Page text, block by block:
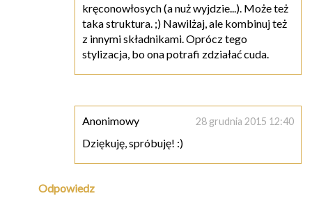
kręconowłosych (a nuż wyjdzie...). Może też
taka struktura. ;) Nawilżaj, ale kombinuj też
z innymi składnikami. Oprócz tego
stylizacja, bo ona potrafi zdziałać cuda.
Anonimowy 28 grudnia 2015 12:40
Dziękuję, spróbuję! :)
Odpowiedz